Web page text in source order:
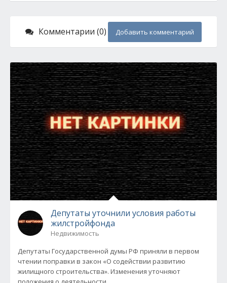
Комментарии (0) Добавить комментарий
Депутаты уточнили условия работы
жилстройфонда
Недвижимость
Депутаты Государственной думы РФ приняли в первом
чтении поправки в закон «О содействии развитию
жилищного строительства». Изменения уточняют